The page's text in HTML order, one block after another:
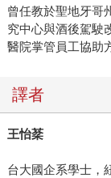
曾任教於聖地牙哥
究中心與酒後駕駛
醫院掌管員工協助
譯者
王怡棻
台大國企系學士，